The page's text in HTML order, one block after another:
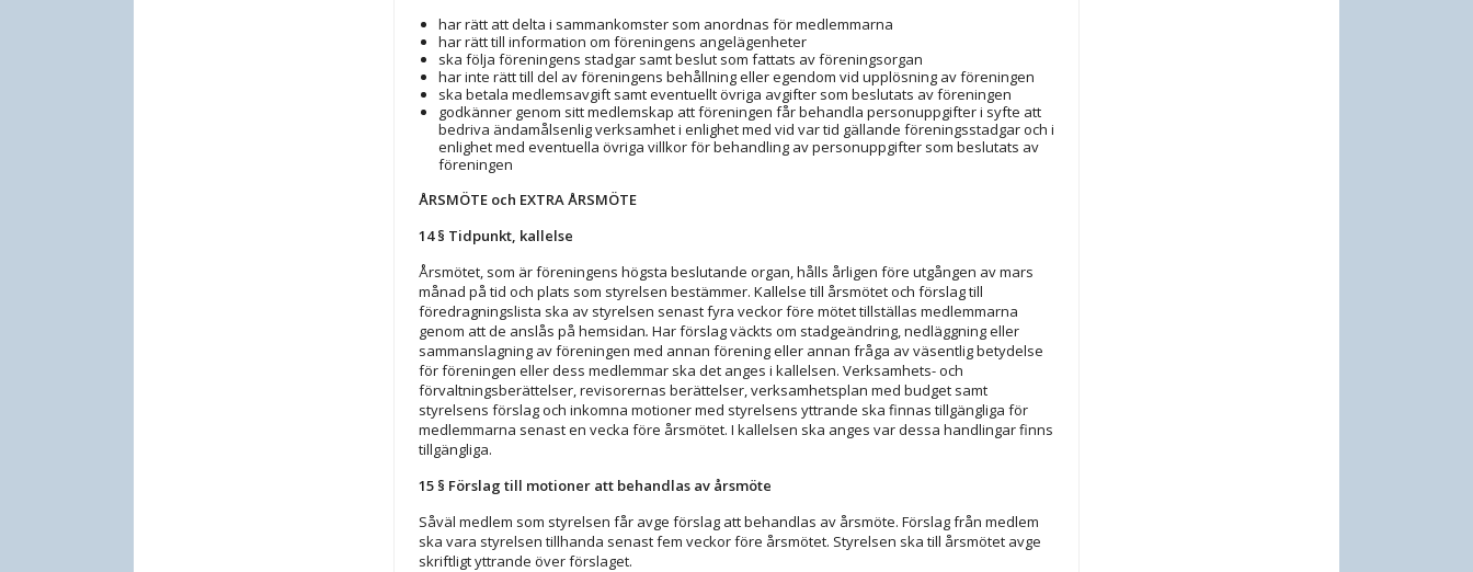
har rätt att delta i sammankomster som anordnas för medlemmarna
har rätt till information om föreningens angelägenheter
ska följa föreningens stadgar samt beslut som fattats av föreningsorgan
har inte rätt till del av föreningens behållning eller egendom vid upplösning av föreningen
ska betala medlemsavgift samt eventuellt övriga avgifter som beslutats av föreningen
godkänner genom sitt medlemskap att föreningen får behandla personuppgifter i syfte att
bedriva ändamålsenlig verksamhet i enlighet med vid var tid gällande föreningsstadgar och i
enlighet med eventuella övriga villkor för behandling av personuppgifter som beslutats av
föreningen
ÅRSMÖTE och EXTRA ÅRSMÖTE
14 § Tidpunkt, kallelse
Årsmötet, som är föreningens högsta beslutande organ, hålls årligen före utgången av mars
månad på tid och plats som styrelsen bestämmer. Kallelse till årsmötet och förslag till
föredragningslista ska av styrelsen senast fyra veckor före mötet tillställas medlemmarna
genom att de anslås på hemsidan. Har förslag väckts om stadgeändring, nedläggning eller
sammanslagning av föreningen med annan förening eller annan fråga av väsentlig betydelse
för föreningen eller dess medlemmar ska det anges i kallelsen. Verksamhets- och
förvaltningsberättelser, revisorernas berättelser, verksamhetsplan med budget samt
styrelsens förslag och inkomna motioner med styrelsens yttrande ska finnas tillgängliga för
medlemmarna senast en vecka före årsmötet. I kallelsen ska anges var dessa handlingar finns
tillgängliga.
15 § Förslag till motioner att behandlas av årsmöte
Såväl medlem som styrelsen får avge förslag att behandlas av årsmöte. Förslag från medlem
ska vara styrelsen tillhanda senast fem veckor före årsmötet. Styrelsen ska till årsmötet avge
skriftligt yttrande över förslaget.